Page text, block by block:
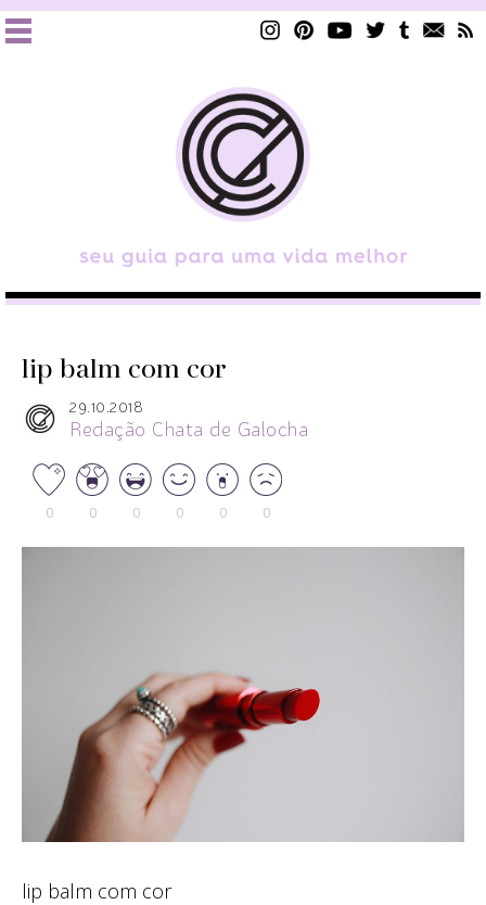
lip balm com cor
29.10.2018
Redação Chata de Galocha
0 0 0 0 0 0
lip balm com cor